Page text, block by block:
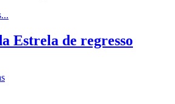
Estrela de regresso